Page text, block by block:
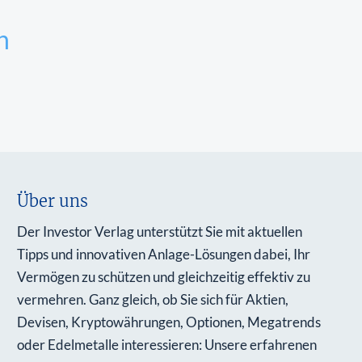
Über uns
Der Investor Verlag unterstützt Sie mit aktuellen
Tipps und innovativen Anlage-Lösungen dabei, Ihr
Vermögen zu schützen und gleichzeitig effektiv zu
vermehren. Ganz gleich, ob Sie sich für Aktien,
Devisen, Kryptowährungen, Optionen, Megatrends
oder Edelmetalle interessieren: Unsere erfahrenen